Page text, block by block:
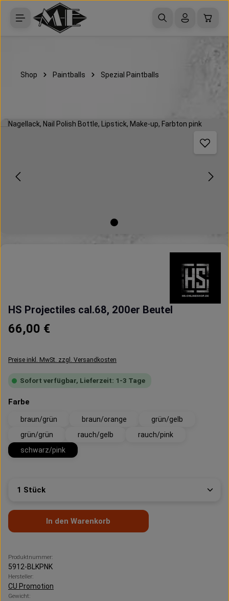
Zum Hauptinhalt springen
Shop Paintballs Spezial Paintballs
Bildergalerie überspringen
HS Projectiles cal.68, 200er Beutel
Regulärer Preis:
66,00 €
Preise inkl. MwSt. zzgl. Versandkosten
Sofort verfügbar, Lieferzeit: 1-3 Tage
Farbe
braun/grün braun/orange
grün/gelb
grün/grün
rauch/gelb
rauch/pink
schwarz/pink
Produkt Anzahl: Gib den gewünschten Wert ein
In den Warenkorb
Produktnummer:
5912-BLKPNK
Hersteller:
CU Promotion
Gewicht: